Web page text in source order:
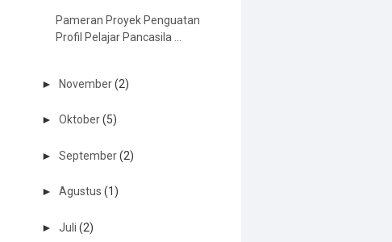
Pameran Proyek Penguatan
Profil Pelajar Pancasila ...
► November(2)
►Oktober(5)
►September(2)
►Agustus (1)
►Juli (2)